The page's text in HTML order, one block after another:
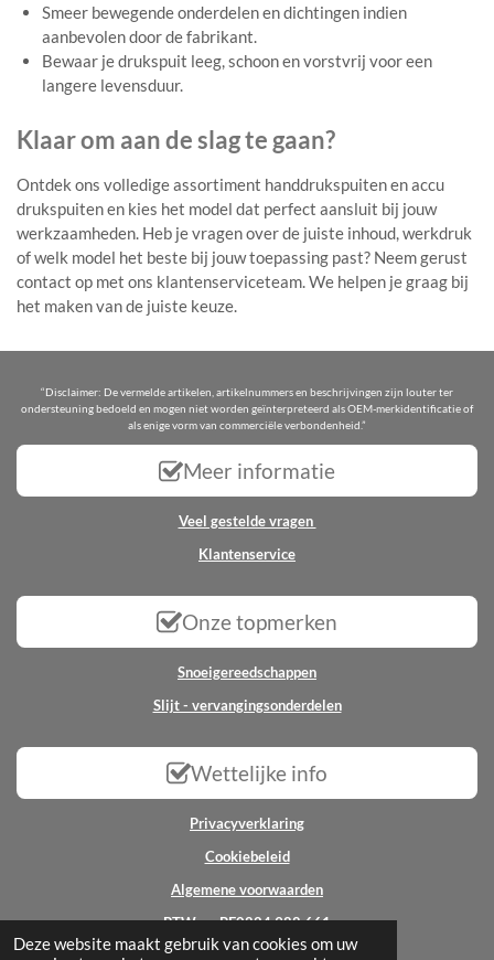
Deze website maakt gebruik van cookies om uw
Smeer bewegende onderdelen en dichtingen indien
aanbevolen door de fabrikant.
Bewaar je drukspuit leeg, schoon en vorstvrij voor een
langere levensduur.
Klaar om aan de slag te gaan?
Ontdek ons volledige assortiment handdrukspuiten en accu
drukspuiten en kies het model dat perfect aansluit bij jouw
werkzaamheden. Heb je vragen over de juiste inhoud, werkdruk
of welk model het beste bij jouw toepassing past? Neem gerust
contact op met ons klantenserviceteam. We helpen je graag bij
het maken van de juiste keuze.
“Disclaimer: De vermelde artikelen, artikelnummers en beschrijvingen zijn louter ter
ondersteuning bedoeld en mogen niet worden geïnterpreteerd als OEM-merkidentificatie of
als enige vorm van commerciële verbondenheid.”
Meer informatie
Veel gestelde vragen
Klantenservice
Onze topmerken
Snoeigereedschappen
Slijt - vervangingsonderdelen
Wettelijke info
Privacyverklaring
Cookiebeleid
Algemene voorwaarden
BTW nr: BE0824.988.661